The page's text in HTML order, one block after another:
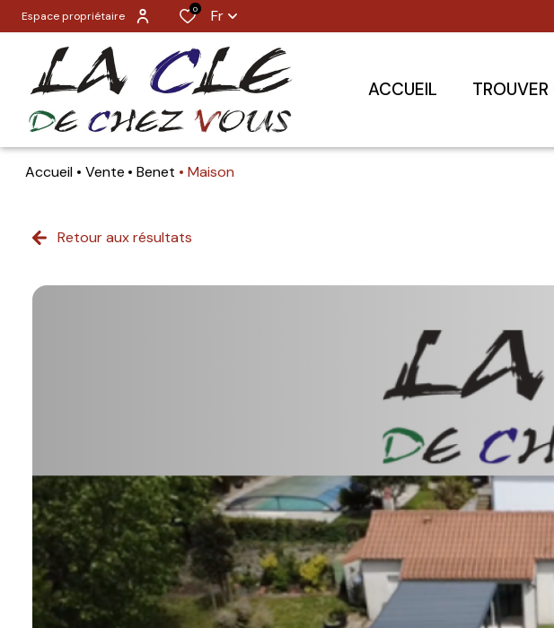
Espace propriétaire
0 Fr
ACCUEIL TROUVER
Accueil Vente Benet Maison
Retour aux résultats